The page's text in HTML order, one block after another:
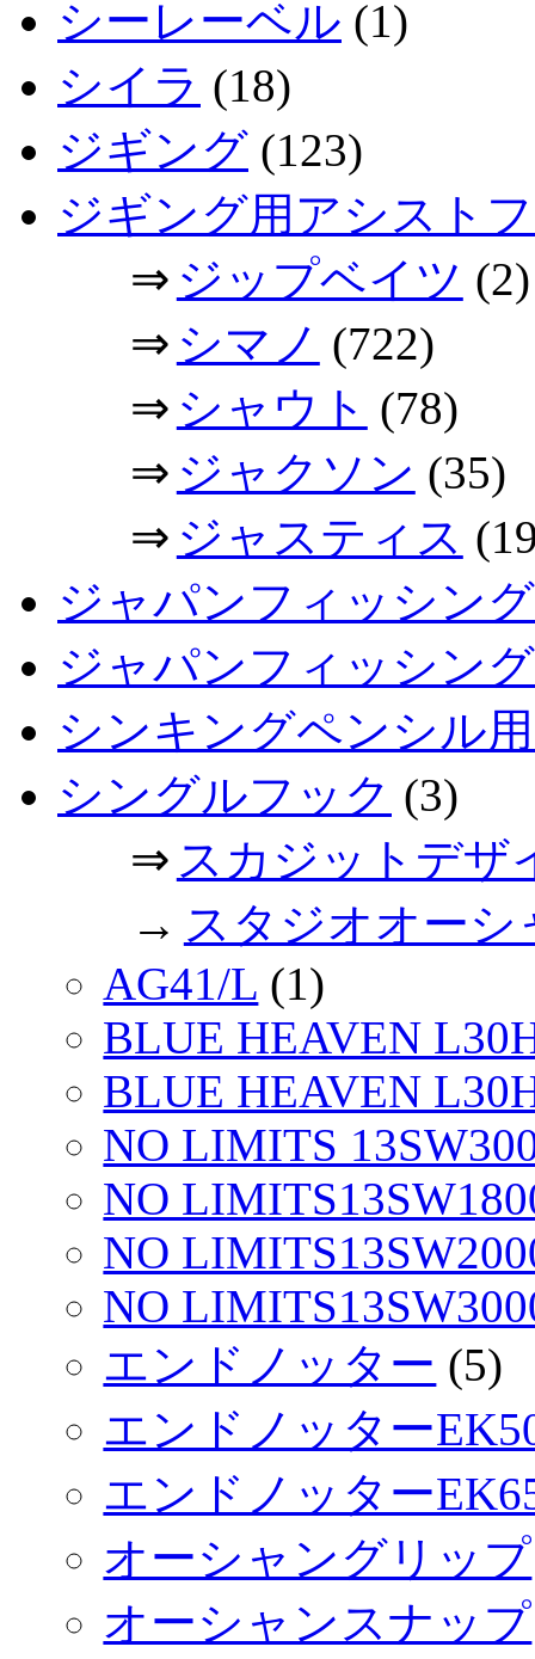
シーレーベル (1)
シイラ (18)
ジギング (123)
ジギング用アシスト
⇒ ジップベイツ (2)
⇒ シマノ (722)
⇒ シャウト (78)
⇒ ジャクソン (35)
⇒ ジャスティス
ジャパンフィッシン
ジャパンフィッシン
シンキングペンシル
シングルフック (3)
⇒ スカジットデザ
→ スタジオオーシ
AG41/L (1)
BLUE HEAVEN
BLUE HEAVEN
NO LIMITS
NO
NO
NO
エンドノッター (5)
エンドノッター
エンドノッター
オーシャングリップ
オーシャンスナップ